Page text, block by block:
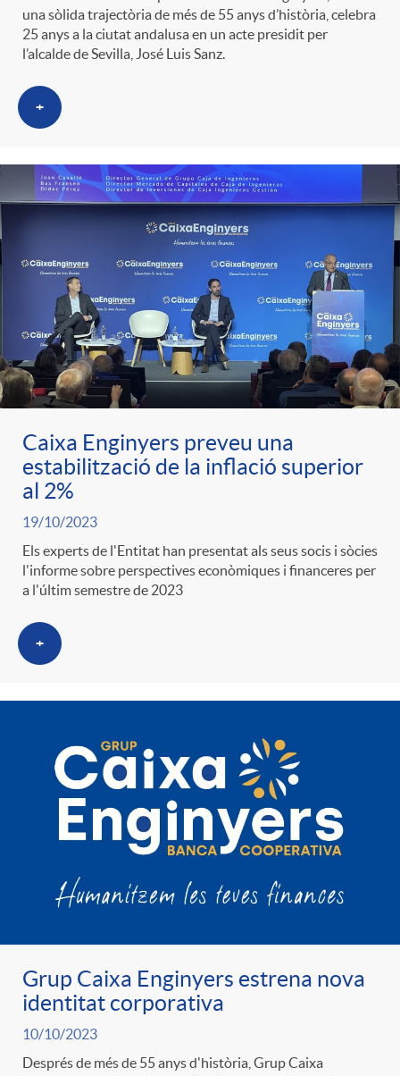
una sòlida trajectòria de més de 55 anys d’història, celebra
25 anys a la ciutat andalusa en un acte presidit per
l’alcalde de Sevilla, José Luis Sanz.
+
Caixa Enginyers preveu una
estabilització de la inflació superior
al 2%
19/10/2023
Els experts de l'Entitat han presentat als seus socis i sòcies
l'informe sobre perspectives econòmiques i financeres per
a l'últim semestre de 2023
+
Grup Caixa Enginyers estrena nova
identitat corporativa
10/10/2023
Després de més de 55 anys d'història, Grup Caixa